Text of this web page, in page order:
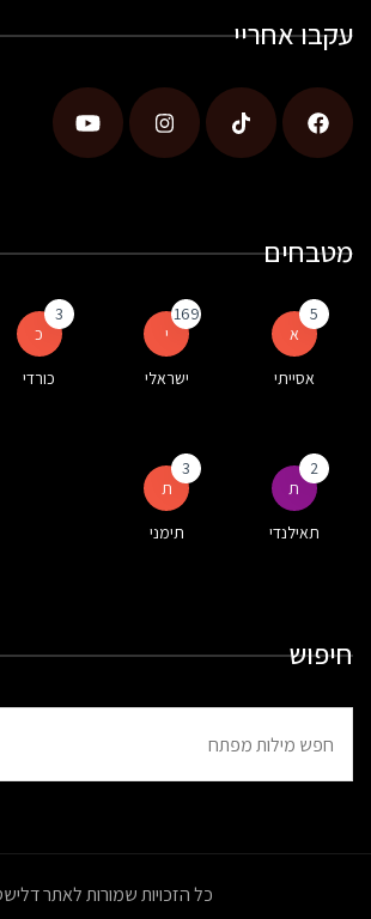
עקבו אחריי
מטבחים
א
5
אסייתי
י
169
ישראלי
כ
3
כורדי
ת
2
תאילנדי
ת
3
תימני
חיפוש
עבור
כל הזכויות שמורות לאתר